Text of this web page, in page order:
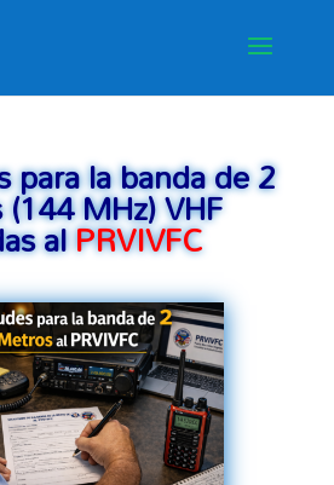
para la banda de 2
MHz) VHF
alPRVIVFC